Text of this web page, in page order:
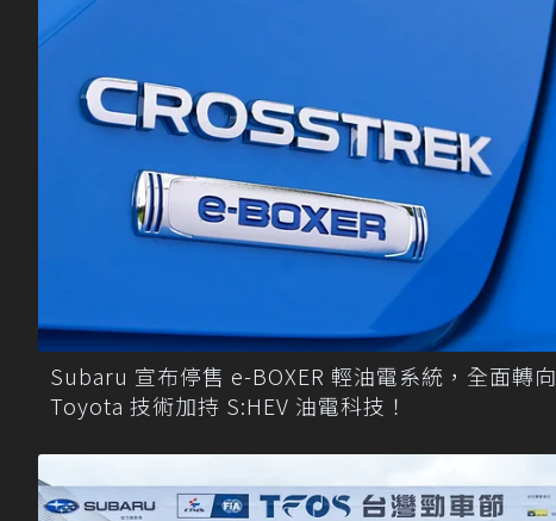
Subaru 宣布停售 e-BOXER 輕油電系統，全面轉向
Toyota 技術加持 S:HEV 油電科技！